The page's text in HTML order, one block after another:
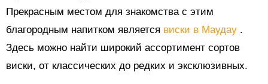
Прекрасным местом для знакомства с этим
благородным напитком является виски в Маудау .
Здесь можно найти широкий ассортимент сортов
виски, от классических до редких и эксклюзивных.